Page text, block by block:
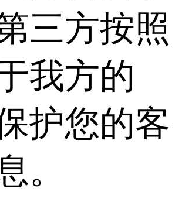
三方按照
我方的
护您的客
。